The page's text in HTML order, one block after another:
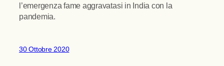
l’emergenza fame aggravatasi in India con la
pandemia.
30 Ottobre 2020